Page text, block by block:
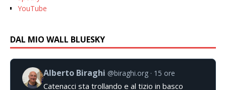
YouTube
DAL MIO WALL BLUESKY
Alberto Biraghi @biraghi.org 15 ore
Catenacci sta trollando e al tizio in basco